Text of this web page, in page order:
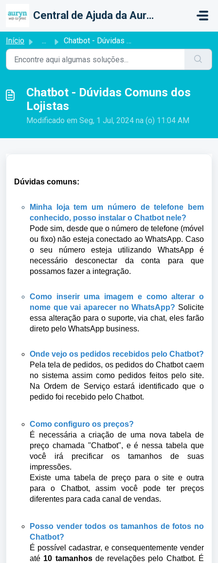
Central de Ajuda da Auryn Web To Print
Início ... Chatbot - Dúvidas Comuns dos Lojistas
Chatbot - Dúvidas Comuns dos
Lojistas
Modificado em Seg, 1 Jul, 2024 na (o) 11:04 AM
Dúvidas comuns:
Minha loja tem um número de telefone bem
conhecido, posso instalar o Chatbot nele?
Pode sim, desde que o número de telefone (móvel
ou fixo) não esteja conectado ao WhatsApp. Caso
o seu número esteja utilizando WhatsApp é
necessário desconectar da conta para que
possamos fazer a integração.
Como inserir uma imagem e como alterar o
nome que vai aparecer no WhatsApp? Solicite
essa alteração para o suporte, via chat, eles farão
direto pelo WhatsApp business.
Onde vejo os pedidos recebidos pelo Chatbot?
Pela tela de pedidos, os pedidos do Chatbot caem
no sistema assim como pedidos feitos pelo site.
Na Ordem de Serviço estará identificado que o
pedido foi recebido pelo Chatbot.
Como configuro os preços?
É necessária a criação de uma nova tabela de
preço chamada "Chatbot", e é nessa tabela que
você irá precificar os tamanhos de suas
impressões.
Existe uma tabela de preço para o site e outra
para o Chatbot, assim você pode ter preços
diferentes para cada canal de vendas.
Posso vender todos os tamanhos de fotos no
Chatbot?
É possível cadastrar, e consequentemente vender
até 10 tamanhosde revelações pelo Chatbot. É